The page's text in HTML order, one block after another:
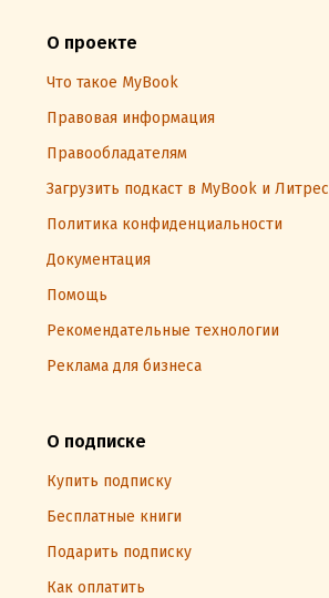
О проекте
Что такое MyBook
Правовая информация
Правообладателям
Загрузить подкаст в MyBook и Литрес
Политика конфиденциальности
Документация
Помощь
Рекомендательные технологии
Реклама для бизнеса
О подписке
Купить подписку
Бесплатные книги
Подарить подписку
Как оплатить